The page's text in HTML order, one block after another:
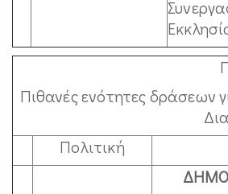
Πιθανές ενότητες δράσεων
Πολιτική